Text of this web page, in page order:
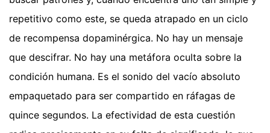
repetitivo como este, se queda atrapado en un ciclo
de recompensa dopaminérgica. No hay un mensaje
que descifrar. No hay una metáfora oculta sobre la
condición humana. Es el sonido del vacío absoluto
empaquetado para ser compartido en ráfagas de
quince segundos. La efectividad de esta cuestión